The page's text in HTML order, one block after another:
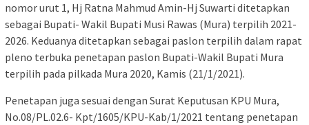
nomor urut 1, Hj Ratna Mahmud Amin-Hj Suwarti ditetapkan
sebagai Bupati- Wakil Bupati Musi Rawas (Mura) terpilih 2021-
2026. Keduanya ditetapkan sebagai paslon terpilih dalam rapat
pleno terbuka penetapan paslon Bupati-Wakil Bupati Mura
terpilih pada pilkada Mura 2020, Kamis (21/1/2021).
Penetapan juga sesuai dengan Surat Keputusan KPU Mura,
No.08/PL.02.6- Kpt/1605/KPU-Kab/1/2021 tentang penetapan